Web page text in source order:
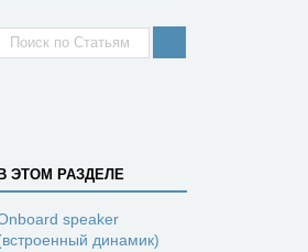
ЭТОМ РАЗДЕЛЕ
speaker
динамик)